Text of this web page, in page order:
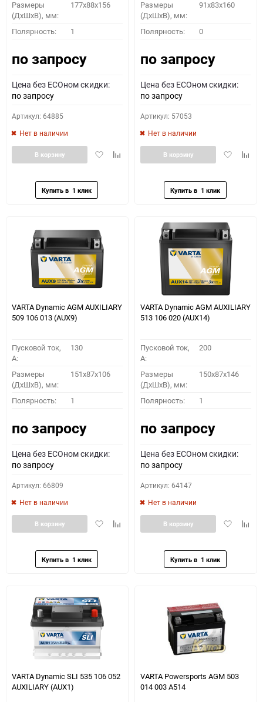
Размеры
(ДхШхВ), мм:
177x88x156
Полярность: 1
по запросу
Цена без ECOном скидки:
по запросу
Артикул: 64885
Нет в наличии
ДобавитьДобавить
В корзину
Размеры
(ДхШхВ), мм:
91x83x160
Полярность: 0
по запросу
Цена без ECOном скидки:
по запросу
Артикул: 57053
Нет в наличии
Добавить
В корзину
VARTA Dynamic AGM AUXILIARY
509 106 013 (AUX9)
Пусковой ток,
A:
130
Размеры
(ДхШхВ), мм:
151x87x106
Полярность: 1
по запросу
Цена без ECOном скидки:
по запросу
Артикул: 66809
Нет в наличии
ДобавитьДобавить
В корзину
VARTA Dynamic AGM AUXILIARY
513 106 020 (AUX14)
Пусковой ток,
A:
200
Размеры
(ДхШхВ), мм:
150x87x146
Полярность: 1
по запросу
Цена без ECOном скидки:
по запросу
Артикул: 64147
Нет в наличии
Добавить
В корзину
VARTA Dynamic SLI 535 106 052
AUXILIARY (AUX1)
VARTA Powersports AGM 503
014 003 A514